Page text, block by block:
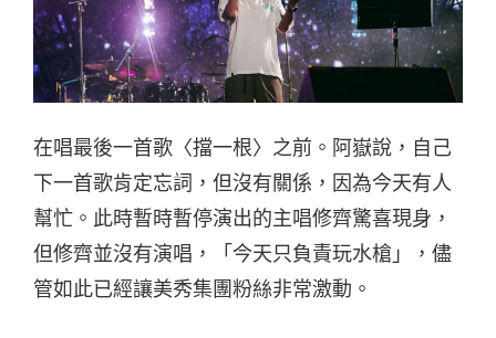
在唱最後一首歌〈擋一根〉之前。阿嶽說，自己
下一首歌肯定忘詞，但沒有關係，因為今天有人
幫忙。此時暫時暫停演出的主唱修齊驚喜現身，
但修齊並沒有演唱，「今天只負責玩水槍」，儘
管如此已經讓美秀集團粉絲非常激動。